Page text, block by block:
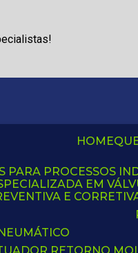
HOME
PARA PROCESSOS
EM
E